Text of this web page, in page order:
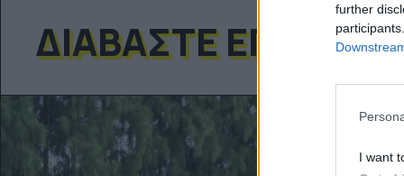
further
I want
ΔΙΑΒΆΣΤΕ ΕΠΊΣΗΣ